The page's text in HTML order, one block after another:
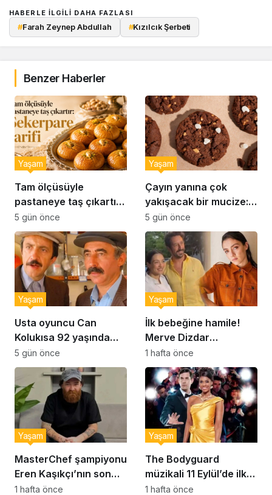
HABERLE ILGILI DAHA FAZLASI
#Farah Zeynep Abdullah #Kızılcık Şerbeti
Benzer Haberler
Tam ölçüsüyle
pastaneye taş çıkartır:
Şekerpare tarifi
Yaşam
5 gün önce
Çayın yanına çok
yakışacak bir mucize:
Brownie tadında ıslak
kurabiye tarifi…
Yaşam
5 gün önce
Usta oyuncu Can
Kolukısa 92 yaşında
hayatını kaybetti
Yaşam
5 gün önce
İlk bebeğine hamile!
Merve Dizdar
sessizliğini bozdu: ‘İsim
bulmak çok zor’
Yaşam
1 hafta önce
MasterChef şampiyonu
Eren Kaşıkçı’nın son
anlarındaki kahreden
Yaşam
1 hafta önce
The Bodyguard
müzikali 11 Eylül’de ilk
kez Türkiye’de
Yaşam
1 hafta önce